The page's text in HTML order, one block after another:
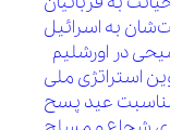
به اسرائیل
در اورشلیم
استراتژی ملی
مناسبت عید پسح